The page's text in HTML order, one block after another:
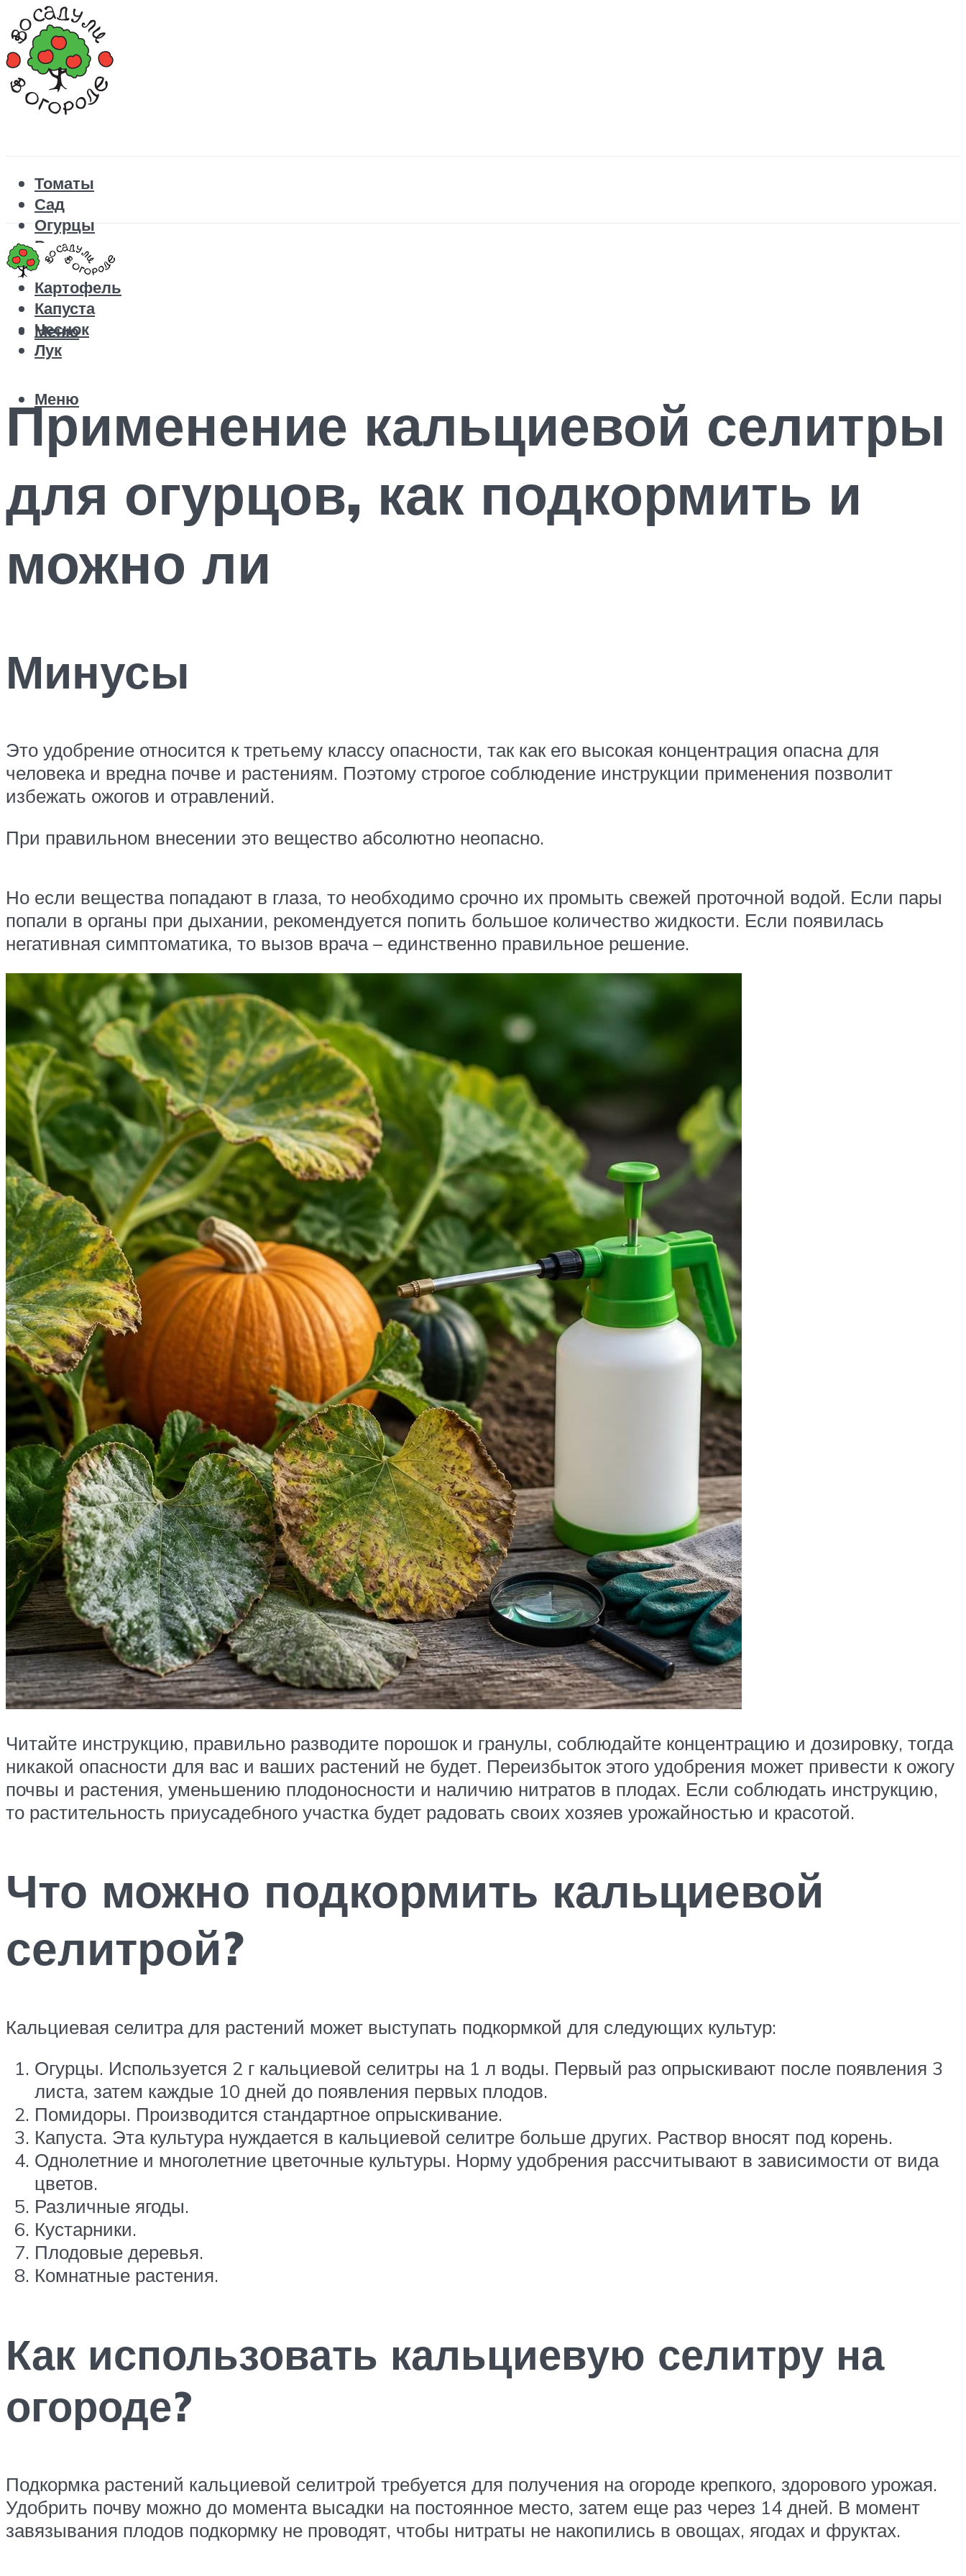
Томаты
Сад
Огурцы
Рецепты
Перец
Картофель
Капуста
Чеснок
Лук
Меню
Меню
Применение кальциевой селитры
для огурцов, как подкормить и
можно ли
Минусы
Это удобрение относится к третьему классу опасности, так как его высокая концентрация опасна для
человека и вредна почве и растениям. Поэтому строгое соблюдение инструкции применения позволит
избежать ожогов и отравлений.
При правильном внесении это вещество абсолютно неопасно.
Но если вещества попадают в глаза, то необходимо срочно их промыть свежей проточной водой. Если пары
попали в органы при дыхании, рекомендуется попить большое количество жидкости. Если появилась
негативная симптоматика, то вызов врача – единственно правильное решение.
Читайте инструкцию, правильно разводите порошок и гранулы, соблюдайте концентрацию и дозировку, тогда
никакой опасности для вас и ваших растений не будет. Переизбыток этого удобрения может привести к ожогу
почвы и растения, уменьшению плодоносности и наличию нитратов в плодах. Если соблюдать инструкцию,
то растительность приусадебного участка будет радовать своих хозяев урожайностью и красотой.
Что можно подкормить кальциевой
селитрой?
Кальциевая селитра для растений может выступать подкормкой для следующих культур:
Огурцы. Используется 2 г кальциевой селитры на 1 л воды. Первый раз опрыскивают после появления 3
листа, затем каждые 10 дней до появления первых плодов.
Помидоры. Производится стандартное опрыскивание.
Капуста. Эта культура нуждается в кальциевой селитре больше других. Раствор вносят под корень.
Однолетние и многолетние цветочные культуры. Норму удобрения рассчитывают в зависимости от вида
цветов.
Различные ягоды.
Кустарники.
Плодовые деревья.
Комнатные растения.
Как использовать кальциевую селитру на
огороде?
Подкормка растений кальциевой селитрой требуется для получения на огороде крепкого, здорового урожая.
Удобрить почву можно до момента высадки на постоянное место, затем еще раз через 14 дней. В момент
завязывания плодов подкормку не проводят, чтобы нитраты не накопились в овощах, ягодах и фруктах.